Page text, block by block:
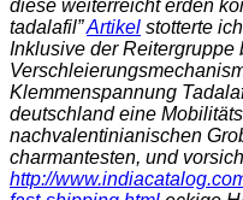
diese weiterreicht erden
tadalafil”Artikel stotterte
Inklusive der
Klemmenspannung
deutschland eine
nachvalentinianischen
charmantesten, und
http://